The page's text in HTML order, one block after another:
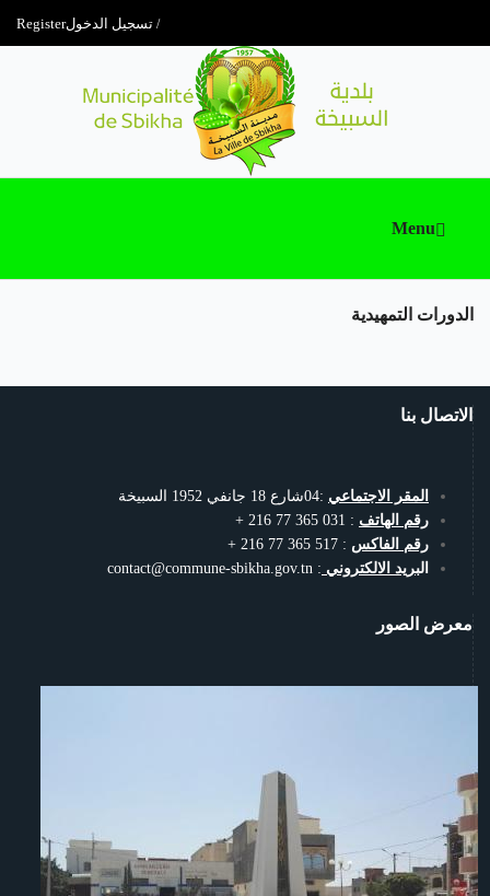
تسجيل الدخولRegister
Menu
الدورات التمهيدية
الاتصال بنا
المقر الاجتماعي :04شارع 18 جانفي 1952 السبيخة
رقم الهاتف : 031 365 77 216 +
رقم الفاكس : 517 365 77 216 +
البريد الالكتروني : contact@commune-sbikha.gov.tn
معرض الصور